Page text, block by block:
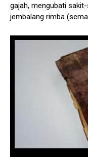
gajah, mengubati
jembalang rimba